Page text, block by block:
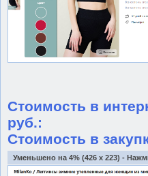
Стоимость в
руб.:
Стоимость в
Уменьшено на 4% (426 x 223) -